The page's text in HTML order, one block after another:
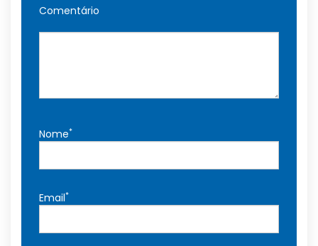
Comentário
Nome*
Email*